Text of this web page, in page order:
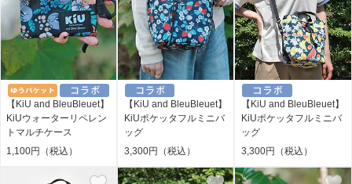
【KiU and BleuBleuet】
KiUウォーターリペレン
トマルチケース
1,100円（税込）
【KiU and BleuBleuet】
KiUポケッタフルミニバ
ッグ
3,300円（税込）
【KiU and BleuBleuet】
KiUポケッタフルミニバ
ッグ
3,300円（税込）